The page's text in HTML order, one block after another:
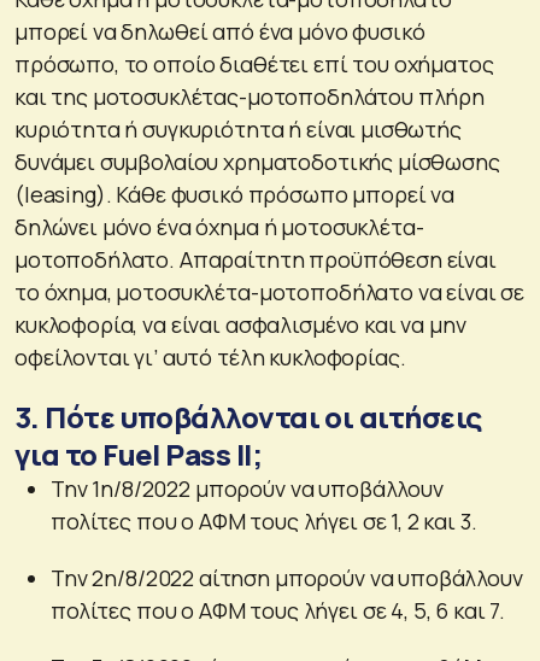
μπορεί να δηλωθεί από ένα μόνο φυσικό
πρόσωπο, το οποίο διαθέτει επί του οχήματος
και της μοτοσυκλέτας-μοτοποδηλάτου πλήρη
κυριότητα ή συγκυριότητα ή είναι μισθωτής
δυνάμει συμβολαίου χρηματοδοτικής μίσθωσης
(leasing). Κάθε φυσικό πρόσωπο μπορεί να
δηλώνει μόνο ένα όχημα ή μοτοσυκλέτα-
μοτοποδήλατο. Απαραίτητη προϋπόθεση είναι
το όχημα, μοτοσυκλέτα-μοτοποδήλατο να είναι σε
κυκλοφορία, να είναι ασφαλισμένο και να μην
οφείλονται γι’ αυτό τέλη κυκλοφορίας.
3. Πότε υποβάλλονται οι αιτήσεις
για το Fuel Pass II;
Την 1η/8/2022 μπορούν να υποβάλλουν
πολίτες που ο ΑΦΜ τους λήγει σε 1, 2 και 3.
Την 2η/8/2022 αίτηση μπορούν να υποβάλλουν
πολίτες που ο ΑΦΜ τους λήγει σε 4, 5, 6 και 7.